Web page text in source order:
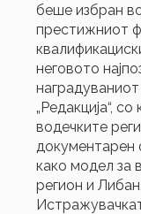
беше избран
престижниот
неговото
„Редакција“,
водечките
како модел за
регион и